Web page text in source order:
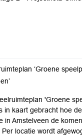
‘Groene
'Groene
in kaart gebracht hoe
in Amstelveen de
locatie wordt